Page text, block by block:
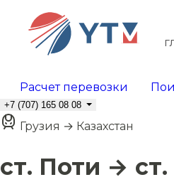
Расчет перевозки
+7 (707) 165 08 08
Грузия → Казахстан
ст. Поти →